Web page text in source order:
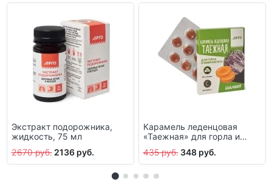
Экстракт подорожника,
жидкость, 75 мл
2670 руб. 2136 руб.
Карамель леденцовая
«Таежная» для горла и
435 руб. 348 руб.